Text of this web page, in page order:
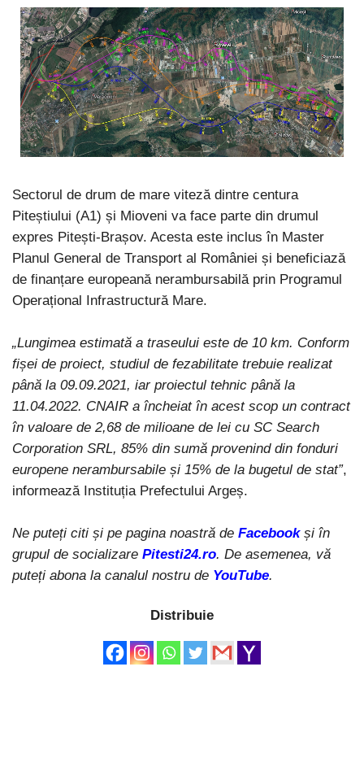
Sectorul de drum de mare viteză dintre centura
Piteștiului (A1) și Mioveni va face parte din drumul
expres Pitești-Brașov. Acesta este inclus în Master
Planul General de Transport al României și beneficiază
de finanțare europeană nerambursabilă prin Programul
Operațional Infrastructură Mare.
„Lungimea estimată a traseului este de 10 km. Conform
fișei de proiect, studiul de fezabilitate trebuie realizat
până la 09.09.2021, iar proiectul tehnic până la
11.04.2022. CNAIR a încheiat în acest scop un contract
în valoare de 2,68 de milioane de lei cu SC Search
Corporation SRL, 85% din sumă provenind din fonduri
europene nerambursabile și 15% de la bugetul de stat”,
informează Instituția Prefectului Argeș.
Ne puteți citi și pe pagina noastră de Facebook și în
grupul de socializare Pitesti24.ro. De asemenea, vă
puteți abona la canalul nostru de YouTube.
Distribuie